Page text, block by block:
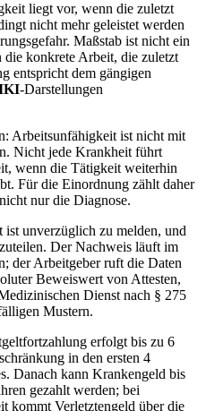
liegt vor, wenn die zuletzt
nicht mehr geleistet werden
Maßstab ist nicht ein
konkrete Arbeit, die zuletzt
entspricht dem gängigen
-Darstellungen
Arbeitsunfähigkeit ist nicht mit
Nicht jede Krankheit führt
wenn die Tätigkeit weiterhin
Für die Einordnung zählt daher
nur die Diagnose.
unverzüglich zu melden, und
Der Nachweis läuft im
der Arbeitgeber ruft die Daten
Beweiswert von Attesten,
Dienst nach § 275
Mustern.
erfolgt bis zu 6
in den ersten 4
Danach kann Krankengeld bis
gezahlt werden; bei
kommt Verletztengeld über die